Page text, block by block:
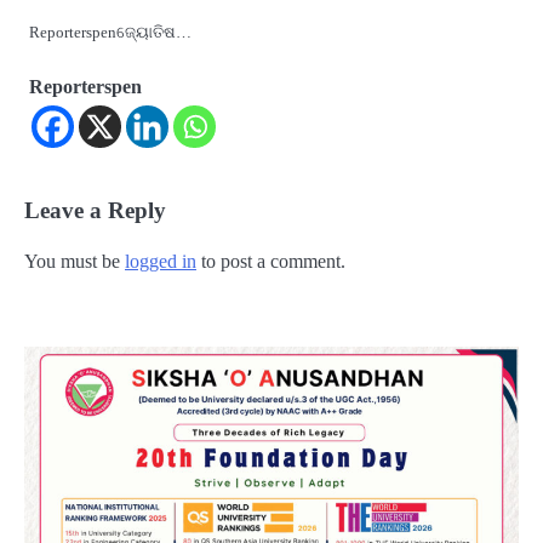
Reporterspenଜ୍ୟୋତିଷ…
Reporterspen
Leave a Reply
You must be logged in to post a comment.
‘ଭବିଷ୍ୟତ ପିଢିର ଆକାଂକ୍ଷାକୁ ପୂରଣ କରିବା
ଲାଗି ଶିକ୍ଷା ବ୍ୟବସ୍ଥାରେ ପରିବର୍ତ୍ତନ ଜରୁରୀ’